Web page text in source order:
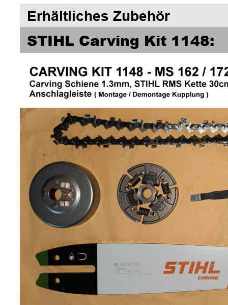
Erhältliches Zubehör
STIHL Carving Kit